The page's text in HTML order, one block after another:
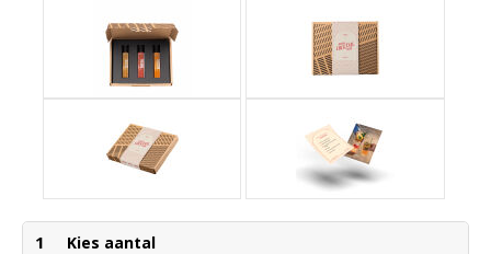
1 Kies aantal